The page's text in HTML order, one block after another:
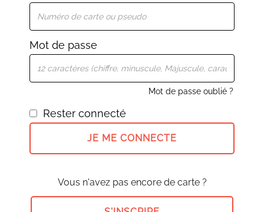
Mot de passe
Mot de passe oublié ?
Rester connecté
JE ME CONNECTE
Vous n'avez pas encore de carte ?